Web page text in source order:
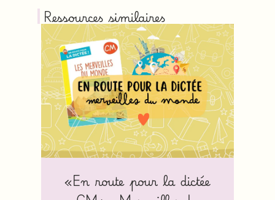
Ressources similaires
«En route pour la dictée